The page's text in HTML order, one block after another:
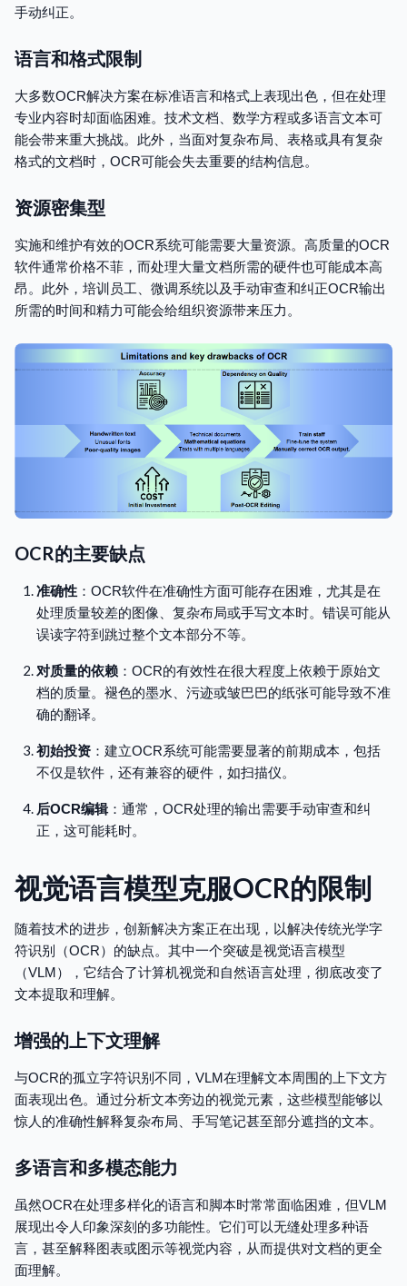
手动纠正。
语言和格式限制
大多数OCR解决方案在标准语言和格式上表现出色，但在处理
专业内容时却面临困难。技术文档、数学方程或多语言文本可
能会带来重大挑战。此外，当面对复杂布局、表格或具有复杂
格式的文档时，OCR可能会失去重要的结构信息。
资源密集型
实施和维护有效的OCR系统可能需要大量资源。高质量的OCR
软件通常价格不菲，而处理大量文档所需的硬件也可能成本高
昂。此外，培训员工、微调系统以及手动审查和纠正OCR输出
所需的时间和精力可能会给组织资源带来压力。
OCR的主要缺点
准确性 ：OCR软件在准确性方面可能存在困难，尤其是在
处理质量较差的图像、复杂布局或手写文本时。错误可能从
误读字符到跳过整个文本部分不等。
对质量的依赖 ：OCR的有效性在很大程度上依赖于原始文
档的质量。褪色的墨水、污迹或皱巴巴的纸张可能导致不准
确的翻译。
初始投资 ：建立OCR系统可能需要显著的前期成本，包括
不仅是软件，还有兼容的硬件，如扫描仪。
后OCR编辑：通常，OCR处理的输出需要手动审查和纠
正，这可能耗时。
视觉语言模型克服OCR的限制
随着技术的进步，创新解决方案正在出现，以解决传统光学字
符识别（OCR）的缺点。其中一个突破是视觉语言模型
（VLM），它结合了计算机视觉和自然语言处理，彻底改变了
文本提取和理解。
增强的上下文理解
与OCR的孤立字符识别不同，VLM在理解文本周围的上下文方
面表现出色。通过分析文本旁边的视觉元素，这些模型能够以
惊人的准确性解释复杂布局、手写笔记甚至部分遮挡的文本。
多语言和多模态能力
虽然OCR在处理多样化的语言和脚本时常常面临困难，但VLM
展现出令人印象深刻的多功能性。它们可以无缝处理多种语
言，甚至解释图表或图示等视觉内容，从而提供对文档的更全
面理解。